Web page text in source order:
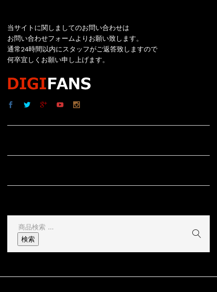
当サイトに関しましてのお問い合わせは
お問い合わせフォームよりお願い致します。
通常24時間以内にスタッフがご返答致しますので
何卒宜しくお願い申し上げます。
検
索
結
検索